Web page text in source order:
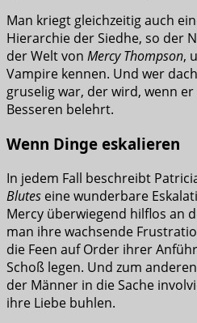
Man kriegt gleichzeitig auch
Hierarchie der Siedhe, so der
der Welt von Mercy Thompson,
Vampire kennen. Und wer
gruselig war, der wird, wenn
Besseren belehrt.
Wenn Dinge eskalieren
In jedem Fall beschreibt
Blutes eine wunderbare
Mercy überwiegend hilflos an
man ihre wachsende
die Feen auf Order ihrer
Schoß legen. Und zum
der Männer in die Sache
ihre Liebe buhlen.